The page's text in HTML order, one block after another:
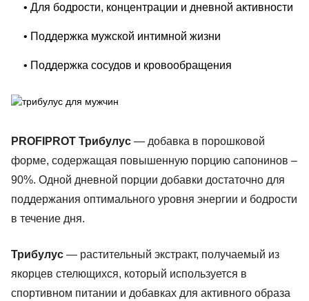
• Для бодрости, концентрации и дневной активности
• Поддержка мужской интимной жизни
• Поддержка сосудов и кровообращения
PROFIPROT Трибулус — добавка в порошковой
форме, содержащая повышенную порцию сапонинов –
90%. Одной дневной порции добавки достаточно для
поддержания оптимального уровня энергии и бодрости
в течение дня.
Трибулус — растительный экстракт, получаемый из
якорцев стелющихся, который используется в
спортивном питании и добавках для активного образа